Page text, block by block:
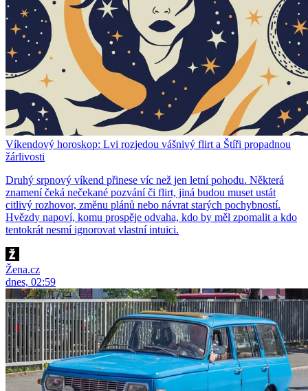
Víkendový horoskop: Lvi rozjedou vášnivý flirt a Štíři propadnou
žárlivosti
Druhý srpnový víkend přinese víc než jen letní pohodu. Některá
znamení čeká nečekané pozvání či flirt, jiná budou muset ustát
citlivý rozhovor, změnu plánů nebo návrat starých pochybností.
Hvězdy napoví, komu prospěje odvaha, kdo by měl zpomalit a kdo
tentokrát nesmí ignorovat vlastní intuici.
Žena.cz
dnes, 02:59